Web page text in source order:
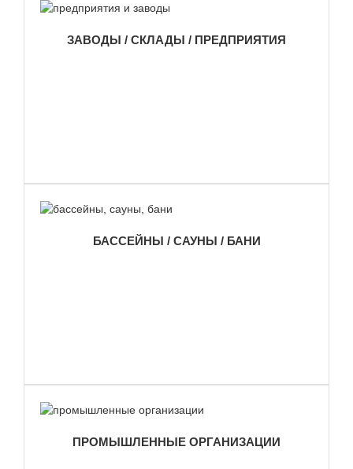
ЗАВОДЫ / СКЛАДЫ / ПРЕДПРИЯТИЯ
БАССЕЙНЫ / САУНЫ / БАНИ
ПРОМЫШЛЕННЫЕ ОРГАНИЗАЦИИ